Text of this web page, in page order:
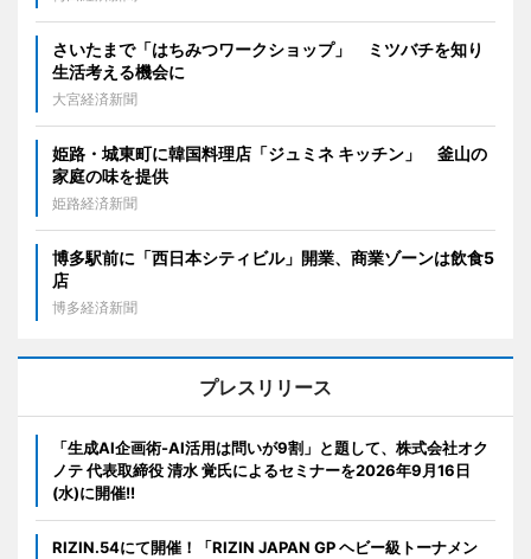
さいたまで「はちみつワークショップ」 ミツバチを知り
生活考える機会に
大宮経済新聞
姫路・城東町に韓国料理店「ジュミネ キッチン」 釜山の
家庭の味を提供
姫路経済新聞
博多駅前に「西日本シティビル」開業、商業ゾーンは飲食5
店
博多経済新聞
プレスリリース
「生成AI企画術-AI活用は問いが9割」と題して、株式会社オク
ノテ 代表取締役 清水 覚氏によるセミナーを2026年9月16日
(水)に開催!!
RIZIN.54にて開催！「RIZIN JAPAN GP ヘビー級トーナメン